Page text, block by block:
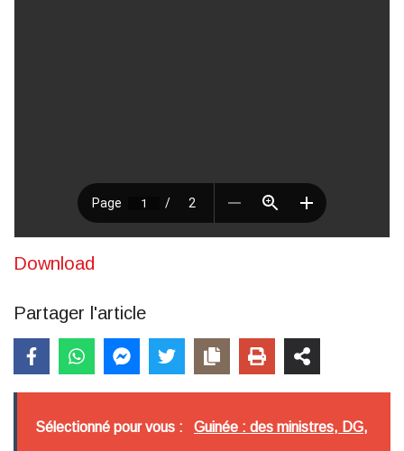
Download
Partager l'article
Sélectionné pour vous : Guinée : des ministres, DG,